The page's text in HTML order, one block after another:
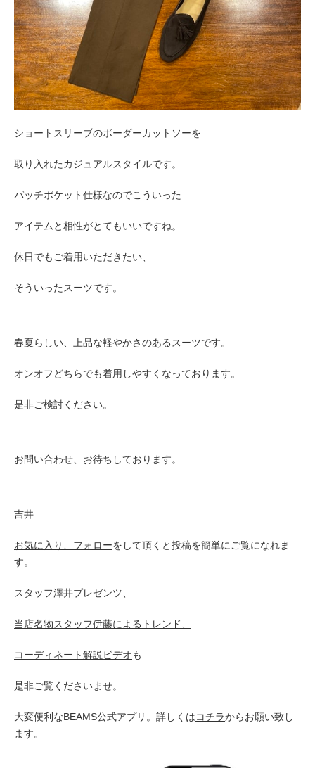
ショートスリーブのボーダーカットソーを
取り入れたカジュアルスタイルです。
パッチポケット仕様なのでこういった
アイテムと相性がとてもいいですね。
休日でもご着用いただきたい、
そういったスーツです。
春夏らしい、上品な軽やかさのあるスーツです。
オンオフどちらでも着用しやすくなっております。
是非ご検討ください。
お問い合わせ、お待ちしております。
吉井
お気に入り、フォローをして頂くと投稿を簡単にご覧になれま
す。
スタッフ澤井プレゼンツ、
当店名物スタッフ伊藤による トレンド、
コーディネート解説ビデオも
是非ご覧くださいませ。
大変便利なBEAMS公式アプリ。詳しくはコチラからお願い致し
ます。